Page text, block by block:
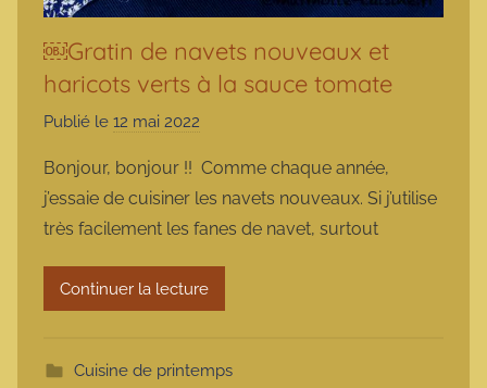
￼Gratin de navets nouveaux et
haricots verts à la sauce tomate
Publié le 12 mai 2022
r
m
a
r
m
t
Bonjour, bonjour !! Comme chaque année,
j’essaie de cuisiner les navets nouveaux. Si j’utilise
très facilement les fanes de navet, surtout
Continuer la lecture
Cuisine de printemps